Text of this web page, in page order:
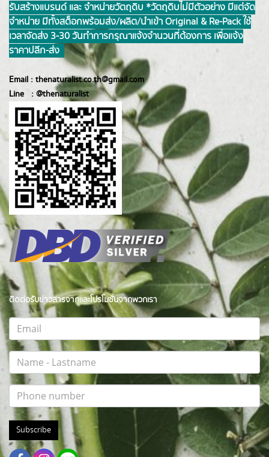
รับสร้างแบรนด์ และ จำหน่ายวัตถุดิบ *วัตถุดิบไม่มีตัวอย่าง มีแต่จัด
จำหน่าย มีทั้งสต็อกพร้อมส่ง/ผลิต/นำเข้า Original & Re-Pack ใช้
เวลาจัดส่ง 3-30 วันทำการ กรุณาแจ้งจำนวนที่ต้องการ เพื่อแจ้ง
ราคาปลีก-ส่ง
Email : thenaturalist.co.th@gmail.com
Line : @thenaturalist
ติดต่อรับข่าวสารจากและโปรโมชั่นจากพวกเรา
Subscribe